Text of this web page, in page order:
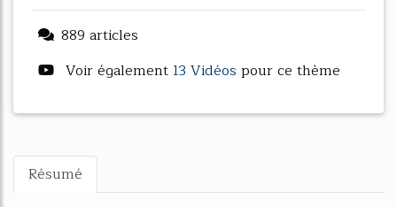
889 articles
Voir également 13 Vidéos pour ce thème
Résumé